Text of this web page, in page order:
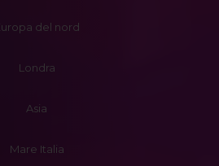
del nord
Londra
Asia
Mare Italia